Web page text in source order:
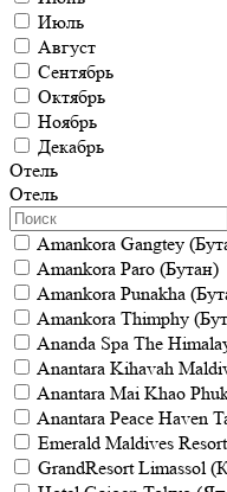
Июль
Август
Сентябрь
Октябрь
Ноябрь
Декабрь
Отель
Отель
Amankora Gangtey
Amankora Paro (Бутан)
Amankora Punakha
Amankora Thimphy
Ananda Spa The
Anantara Kihavah
Anantara Mai Khao
Anantara Peace Haven
Emerald Maldives
GrandResort Limassol